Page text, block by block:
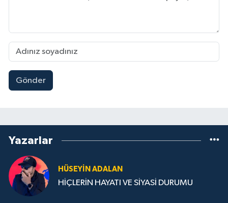
Gönder
Yazarlar
HÜSEYIN ADALAN
HİÇLERİN HAYATI VE SİYASİ DURUMU